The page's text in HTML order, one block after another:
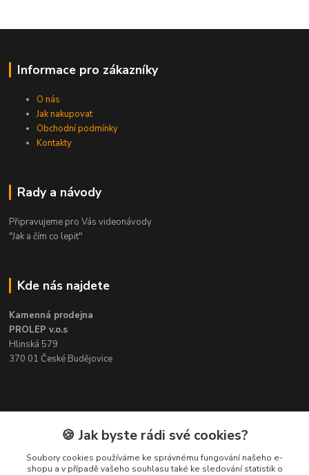
Informace pro zákazníky
O nás
Jak nakupovat
Obchodní podmínky
Kontakty
Rady a návody
Připravujeme pro Vás videonávody
"Jak a čím co lepit"
Kde nás najdete
Kamenná prodejna
PROLEP v.o.s
Hlinská 579
370 01 České Budějovice
Kontakt
Pavel Šedivý
🍪 Jak byste rádi své cookies?
Soubory cookies používáme ke správnému fungování našeho e-
shopu a v případě vašeho souhlasu také ke sledování statistik o